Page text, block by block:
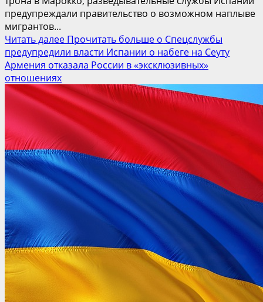
предупреждали правительство о возможном наплыве
мигрантов...
Читать далее Прочитать больше о Спецслужбы
предупредили власти Испании о набеге на Сеуту
Армения отказала России в «эксклюзивных»
отношениях